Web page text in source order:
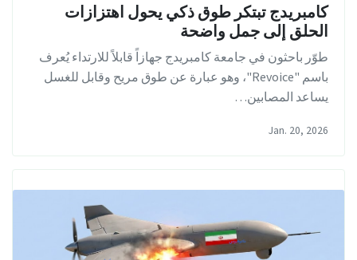
كامبريدج تبتكر طوق ذكي يحول اهتزازات
الحلق إلى جمل واضحة
طوّر باحثون في جامعة كامبريدج جهازاً قابلاً للارتداء يُعرف
باسم "Revoice"، وهو عبارة عن طوق مريح وقابل للغسل
يساعد المصابين…
Jan. 20, 2026